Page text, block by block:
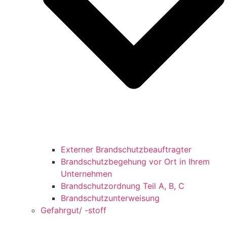
Externer Brandschutzbeauftragter
Brandschutzbegehung vor Ort in Ihrem
Unternehmen
Brandschutzordnung Teil A, B, C
Brandschutzunterweisung
Gefahrgut/ -stoff